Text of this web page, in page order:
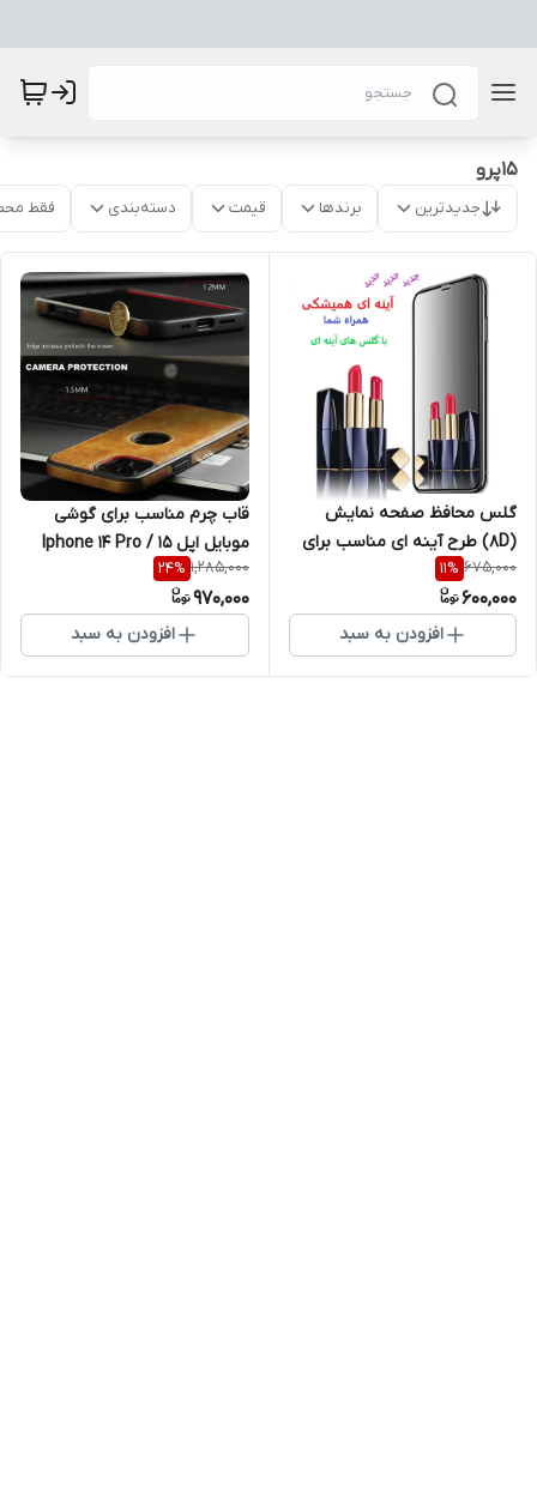
15پرو
جدیدترین برندها قیمت دسته‌بندی فقط
گلس محافظ صفحه نمایش
(8D) طرح آینه ای مناسب برای
گوشی موبایل اپل iPhone 15 Pro
675,000
11%
600,000
افزودن به سبد
قاب چرم مناسب برای گوشی
موبایل اپل Iphone 14 Pro / 15
Pro
1,285,000
24%
970,000
افزودن به سبد